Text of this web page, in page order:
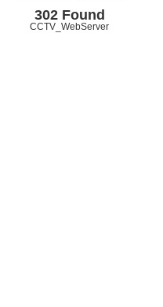
302 Found
CCTV_WebServer